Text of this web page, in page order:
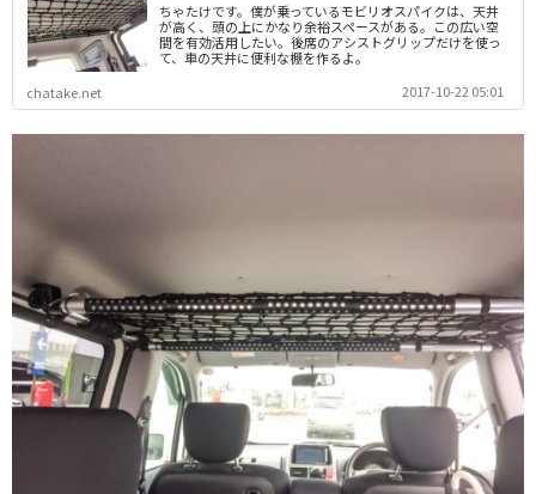
ちゃたけです。僕が乗っているモビリオスパイクは、天井
が高く、頭の上にかなり余裕スペースがある。この広い空
間を有効活用したい。後席のアシストグリップだけを使っ
て、車の天井に便利な棚を作るよ。
chatake.net
2017-10-22 05:01